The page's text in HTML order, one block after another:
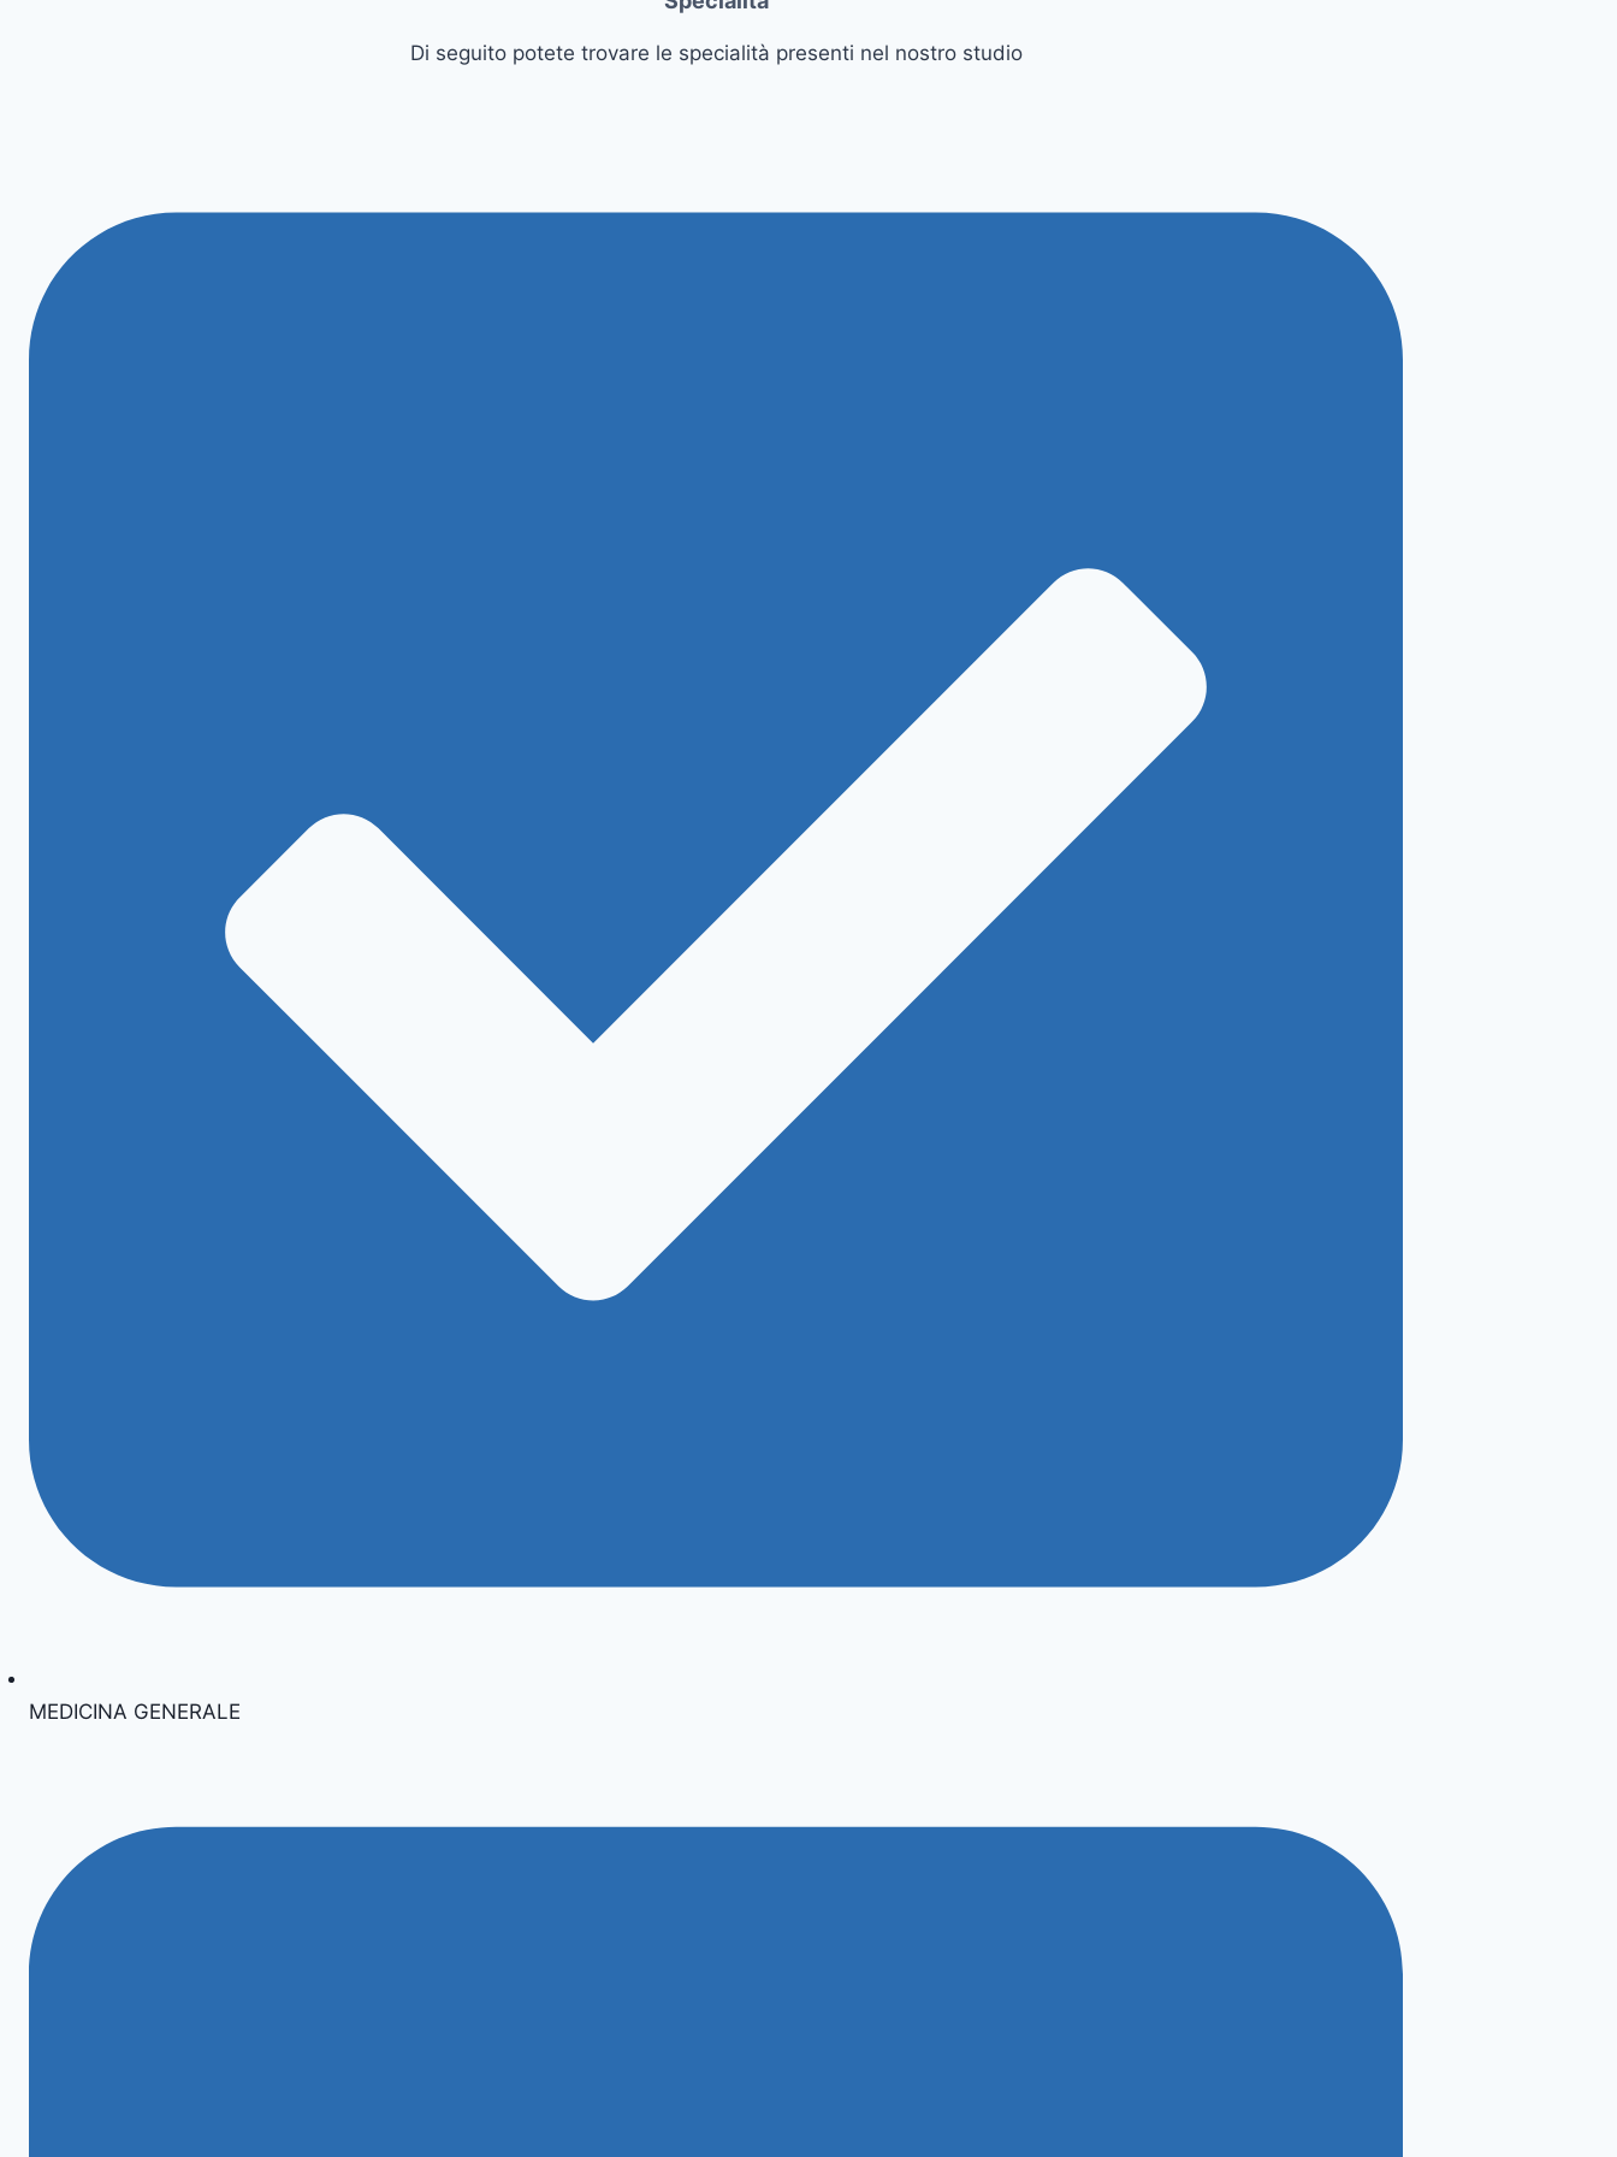
Di seguito potete trovare le specialità presenti nel nostro studio
MEDICINA GENERALE